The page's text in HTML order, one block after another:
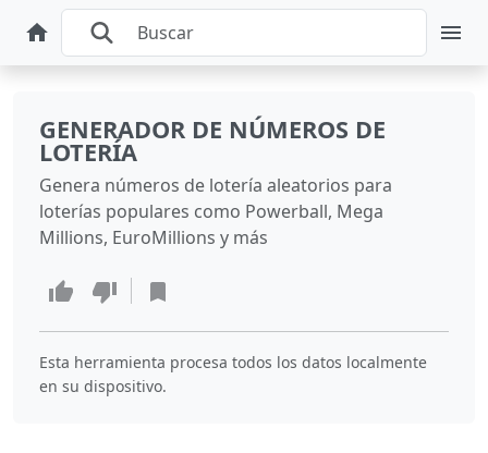
GENERADOR DE NÚMEROS DE
LOTERÍA
Genera números de lotería aleatorios para
loterías populares como Powerball, Mega
Millions, EuroMillions y más
Esta herramienta procesa todos los datos localmente
en su dispositivo.